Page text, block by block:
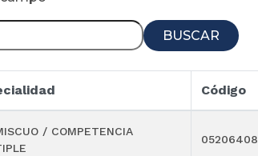
BUSCAR
Código
/ COMPETENCIA